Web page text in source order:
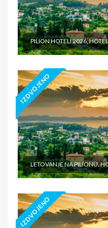
PILION HOTELI 2026,
IZDVOJENO
LETOVANJE NA PILIONU,
IZDVOJENO